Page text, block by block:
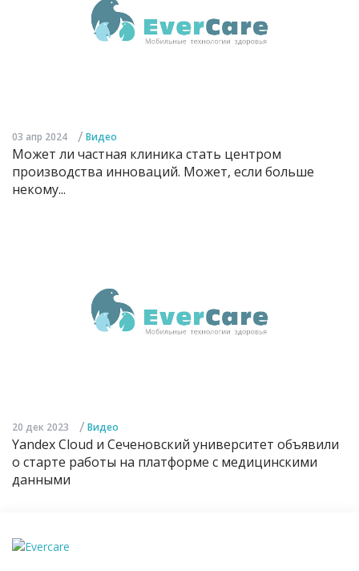
03 апр 2024 / Видео
Может ли частная клиника стать центром
производства инноваций. Может, если больше
некому...
20 дек 2023 / Видео
Yandex Cloud и Сеченовский университет объявили
о старте работы на платформе с медицинскими
данными